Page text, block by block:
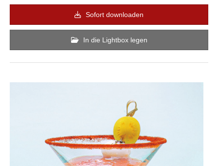
Sofort downloaden
In die Lightbox legen